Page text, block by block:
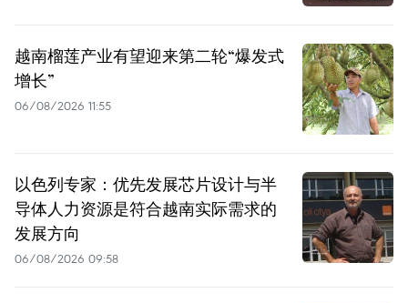
越南榴莲产业有望迎来第二轮“爆发式
增长”
06/08/2026 11:55
以色列专家：优先发展芯片设计与半
导体人力资源是符合越南实际需求的
发展方向
06/08/2026 09:58